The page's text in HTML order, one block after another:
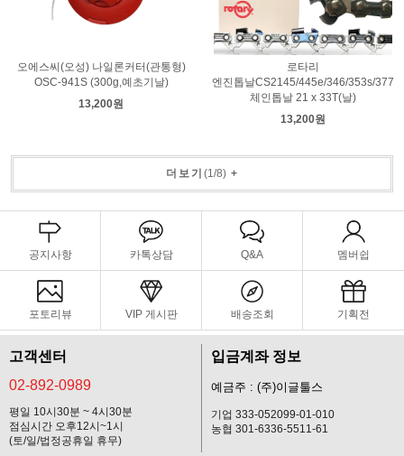
오에스씨(오성) 나일론커터(관통형)
OSC-941S (300g,예초기날)
13,200원
로타리
엔진톱날CS2145/445e/346/353s/377
체인톱날 21 x 33T(날)
13,200원
더보기 (1/8)+
공지사항 카톡상담 Q&A 멤버쉽
포토리뷰 VIP 게시판 배송조회 기획전
고객센터
02-892-0989
평일 10시30분 ~ 4시30분
점심시간 오후12시~1시
(토/일/법정공휴일 휴무)
입금계좌 정보
예금주 : (주)이글툴스
기업 333-052099-01-010
농협 301-6336-5511-61